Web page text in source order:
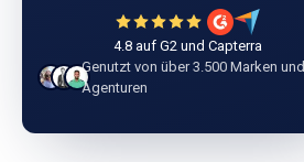
4.8 auf G2 und Capterra
Genutzt von über 3.500 Marken und
Agenturen